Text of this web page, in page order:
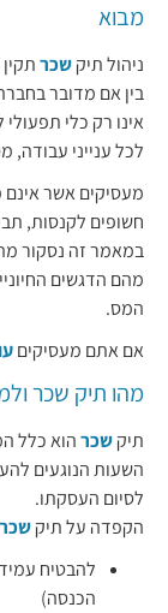
מבוא
ניהול תיקשכרתקין
בין אם מדובר בחברה
אינו רק כלי תפעולי
לכל ענייני עבודה,
מעסיקים אשר אינם
חשופים לקנסות,
במאמר זה נסקור מה
מהם הדגשים
המס.
אם אתם מעסיקים
מהו תיק שכר
תיקשכרהוא כלל
השעות הנוגעים
לסיום העסקתו.
הקפדה על תיקשכר
להבטיח
הכנסה)